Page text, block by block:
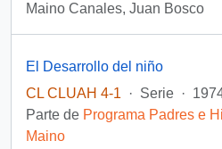
Maino Canales, Juan Bosco
El Desarrollo del niño
CL CLUAH 4-1
· Serie ·
Parte de Programa Padres e
Maino